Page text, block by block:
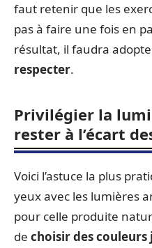
faut retenir que les
pas à faire une fois en
résultat, il faudra
respecter.
Privilégier la
rester à l’écart
Voici l’astuce la plus
yeux avec les lumières
pour celle produite
de choisir des couleurs